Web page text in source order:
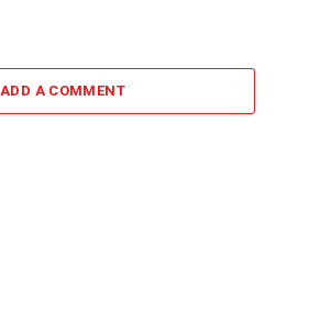
ADD A COMMENT